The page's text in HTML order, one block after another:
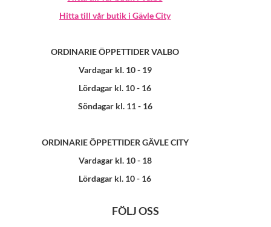
Hitta till vår butik i Gävle City
ORDINARIE ÖPPETTIDER VALBO
Vardagar kl. 10 - 19
Lördagar kl. 10 - 16
Söndagar kl. 11 - 16
ORDINARIE ÖPPETTIDER GÄVLE CITY
Vardagar kl. 10 - 18
Lördagar kl. 10 - 16
FÖLJ OSS